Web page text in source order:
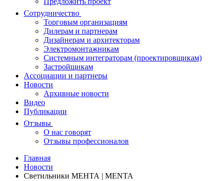
Сотрудничество
Торговым организациям
Дилерам и партнерам
Дизайнерам и архитекторам
Электромонтажникам
Системным интеграторам (проектировщикам)
Застройщикам
Ассоциации и партнеры
Новости
Архивные новости
Видео
Публикации
Отзывы
О нас говорят
Отзывы профессионалов
Главная
Новости
Светильники МЕНТА | MENTA